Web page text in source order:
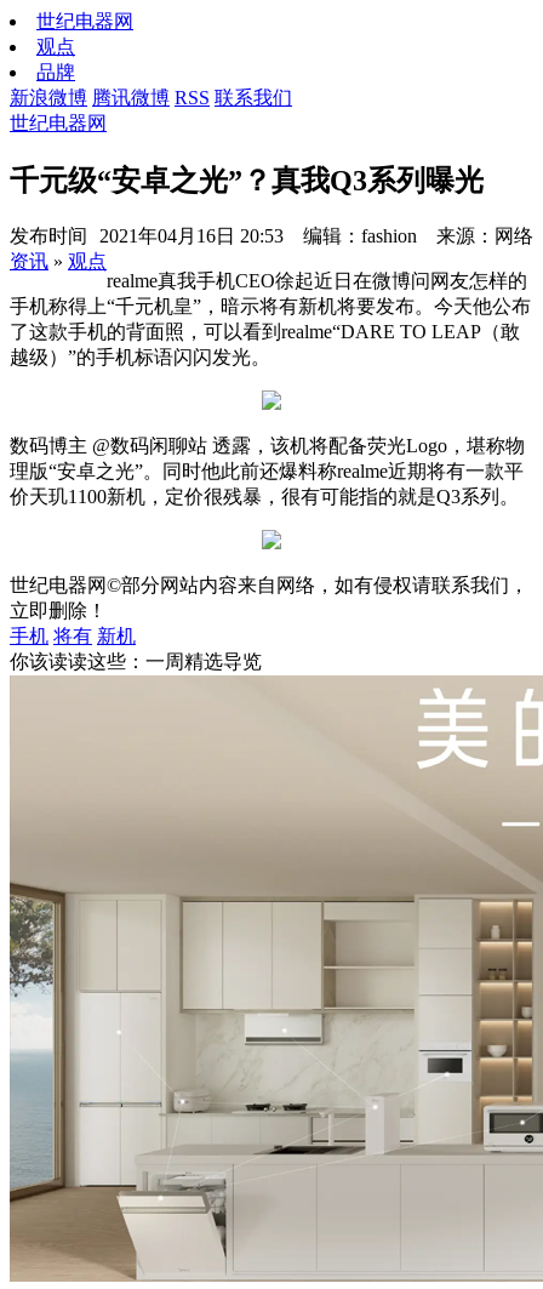
世纪电器网
观点
品牌
新浪微博 腾讯微博 RSS 联系我们
世纪电器网
千元级“安卓之光”？真我Q3系列曝光
发布时间
2021年04月16日 20:53 编辑：fashion 来源：网络
资讯 » 观点
realme真我手机CEO徐起近日在微博问网友怎样的
手机称得上“千元机皇”，暗示将有新机将要发布。今天他公布
了这款手机的背面照，可以看到realme“DARE TO LEAP（敢
越级）”的手机标语闪闪发光。
数码博主 @数码闲聊站 透露，该机将配备荧光Logo，堪称物
理版“安卓之光”。同时他此前还爆料称realme近期将有一款平
价天玑1100新机，定价很残暴，很有可能指的就是Q3系列。
世纪电器网©部分网站内容来自网络，如有侵权请联系我们，
立即删除！
手机 将有 新机
你该读读这些：一周精选导览